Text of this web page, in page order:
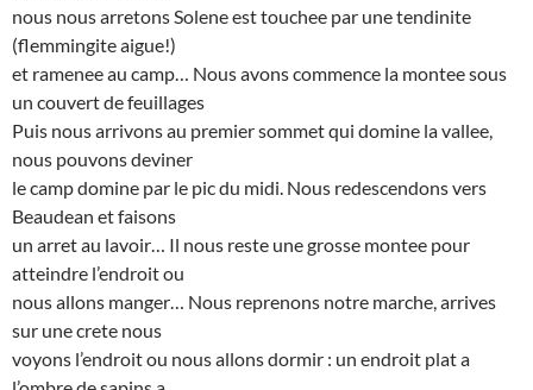
nous nous arretons Solene est touchee par une tendinite
(flemmingite aigue!)
et ramenee au camp… Nous avons commence la montee sous
un couvert de feuillages
Puis nous arrivons au premier sommet qui domine la vallee,
nous pouvons deviner
le camp domine par le pic du midi. Nous redescendons vers
Beaudean et faisons
un arret au lavoir… Il nous reste une grosse montee pour
atteindre l’endroit ou
nous allons manger… Nous reprenons notre marche, arrives
sur une crete nous
voyons l’endroit ou nous allons dormir : un endroit plat a